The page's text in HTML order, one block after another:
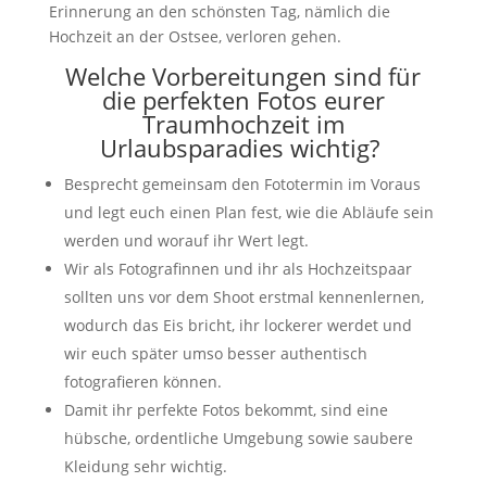
Erinnerung an den schönsten Tag, nämlich die
Hochzeit an der Ostsee, verloren gehen.
Welche Vorbereitungen sind für
die perfekten Fotos eurer
Traumhochzeit im
Urlaubsparadies wichtig?
Besprecht gemeinsam den Fototermin im Voraus
und legt euch einen Plan fest, wie die Abläufe sein
werden und worauf ihr Wert legt.
Wir als Fotografinnen und ihr als Hochzeitspaar
sollten uns vor dem Shoot erstmal kennenlernen,
wodurch das Eis bricht, ihr lockerer werdet und
wir euch später umso besser authentisch
fotografieren können.
Damit ihr perfekte Fotos bekommt, sind eine
hübsche, ordentliche Umgebung sowie saubere
Kleidung sehr wichtig.